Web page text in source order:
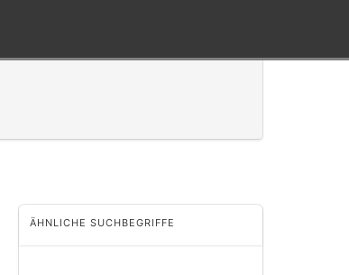
ÄHNLICHE SUCHBEGRIFFE